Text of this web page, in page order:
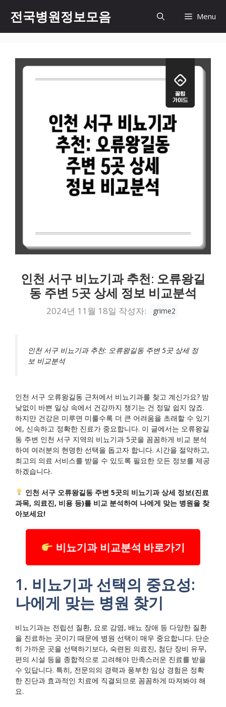
츠
전국병원정보모음 Menu
인천 서구 비뇨기과 추천: 오류왕길
동 주변 5곳 상세 정보 비교분석
2024년 11월 18일 작성자: grime2
인천 서구 비뇨기과 추천: 오류왕길동 주변 5곳 상세 정
보 비교분석
인천 서구 오류왕길동 근처에서 비뇨기과를 찾고 계신가요? 밤
낮없이 바쁜 일상 속에서 건강까지 챙기는 건 정말 쉽지 않죠.
하지만 건강은 미루면 미룰수록 더 큰 어려움을 초래할 수 있기
에, 신속하고 정확한 진료가 중요합니다. 이 글에서는 오류왕길
동 주변 인천 서구 지역의 비뇨기과 5곳을 꼼꼼하게 비교 분석
하여 여러분의 현명한 선택을 돕고자 합니다. 시간을 절약하고,
최고의 의료 서비스를 받을 수 있도록 필요한 모든 정보를 제공
하겠습니다.
인천 서구 오류왕길동 주변 5곳의 비뇨기과 상세 정보(진료
과목, 의료진, 비용 등)를 비교 분석하여 나에게 맞는 병원을 찾
아보세요!
비뇨기과 비교분석 바로가기
1. 비뇨기과 선택의 중요성:
나에게 맞는 병원 찾기
비뇨기과는 전립선 질환, 요로 감염, 배뇨 장애 등 다양한 질환
을 진료하는 곳이기 때문에 병원 선택이 매우 중요합니다. 단순
히 가까운 곳을 선택하기보다, 숙련된 의료진, 첨단 장비 유무,
편의 시설 등을 종합적으로 고려해야 만족스러운 진료를 받을
수 있답니다. 특히, 전문의의 경력과 풍부한 임상 경험은 정확
한 진단과 효과적인 치료에 직결되므로 꼼꼼하게 따져봐야 해
요.